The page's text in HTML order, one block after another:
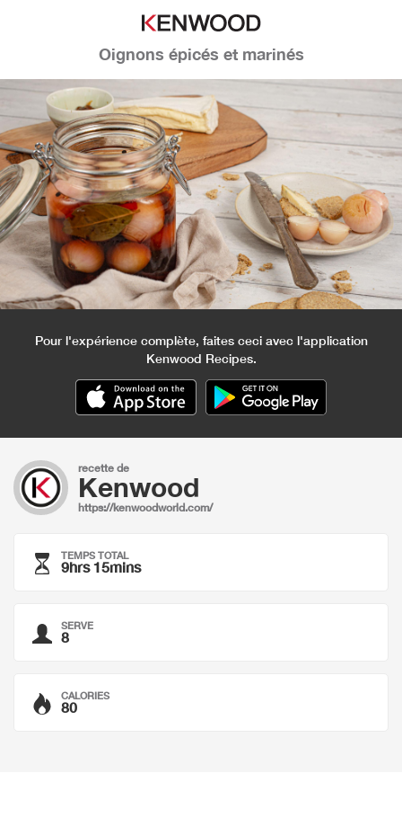
Oignons épicés et marinés
Pour l'expérience complète, faites ceci avec l'application
Kenwood Recipes.
recette de
Kenwood
https://kenwoodworld.com/
TEMPS TOTAL
9hrs 15mins
SERVE
8
CALORIES
80